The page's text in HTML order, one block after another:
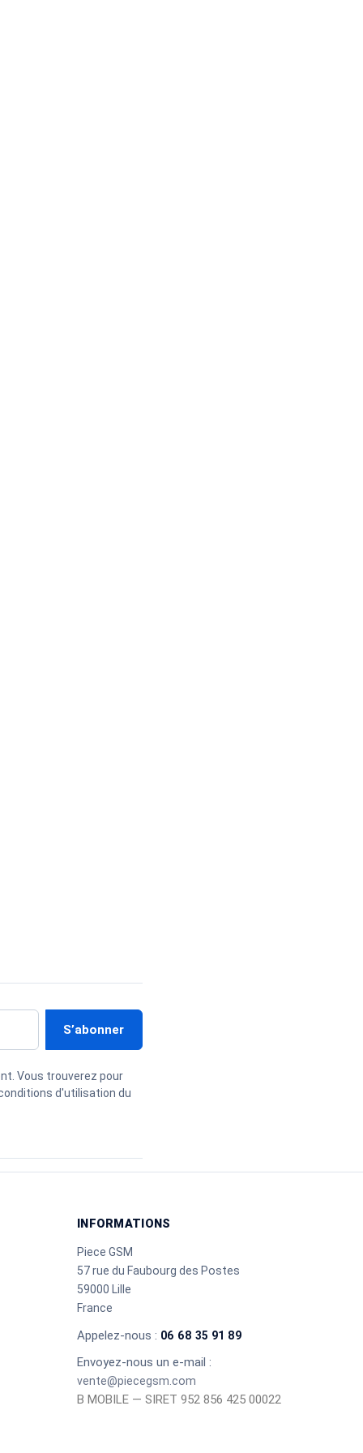
Vous trouverez pour
d'utilisation du
INFORMATIONS
Piece GSM
57 rue du Faubourg des Postes
59000 Lille
France
Appelez-nous : 06 68 35 91 89
Envoyez-nous un e-mail :
vente@piecegsm.com
B MOBILE — SIRET 952 856 425 00022